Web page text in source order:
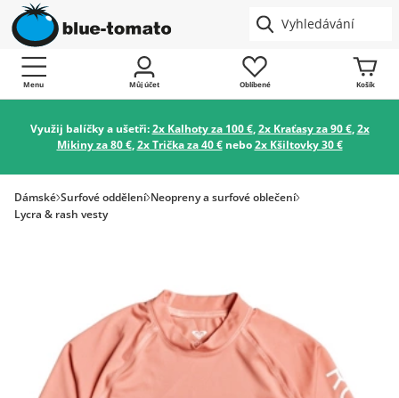
Menu Můj účet Oblíbené Košík
Využij balíčky a ušetři:2x Kalhoty za 100 €,2x Kraťasy za 90 €,2x
Mikiny za 80 €,2x Trička za 40 €nebo2x Kšiltovky 30 €
Dámské Surfové oddělení Neopreny a surfové oblečení
Lycra & rash vesty